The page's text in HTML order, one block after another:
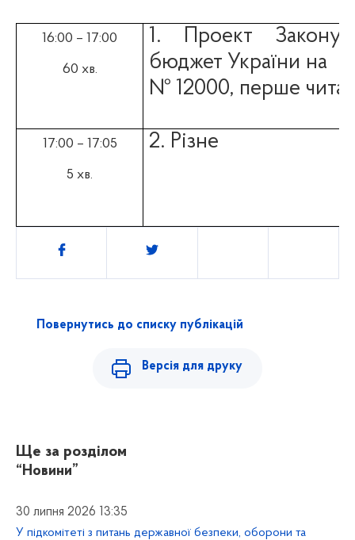
16:00 – 17:00
60 хв.
1. Проект
бюджет України на
№ 12000, перше
17:00 – 17:05
5 хв.
2. Різне
Поділитись
Повернутись до списку публікацій
Версія для друку
Ще за розділом
“Новини”
30 липня 2026 13:35
У підкомітеті з питань державної безпеки, оборони та